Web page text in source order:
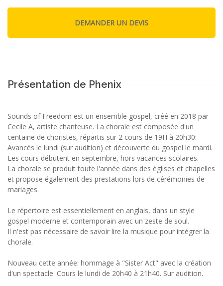
Présentation de Phenix
Sounds of Freedom est un ensemble gospel, créé en 2018 par
Cecile A, artiste chanteuse. La chorale est composée d'un
centaine de choristes, répartis sur 2 cours de 19H à 20h30:
Avancés le lundi (sur audition) et découverte du gospel le mardi.
Les cours débutent en septembre, hors vacances scolaires.
La chorale se produit toute l'année dans des églises et chapelles
et propose également des prestations lors de cérémonies de
mariages.
Le répertoire est essentiellement en anglais, dans un style
gospel moderne et contemporain avec un zeste de soul.
Il n'est pas nécessaire de savoir lire la musique pour intégrer la
chorale.
Nouveau cette année: hommage à "Sister Act" avec la création
d'un spectacle. Cours le lundi de 20h40 à 21h40. Sur audition.